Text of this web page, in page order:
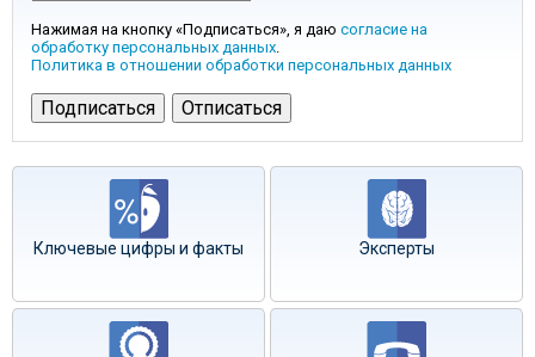
Нажимая на кнопку «Подписаться», я даю согласие на
обработку персональных данных.
Политика в отношении обработки персональных данных
Ключевые цифры и факты Эксперты